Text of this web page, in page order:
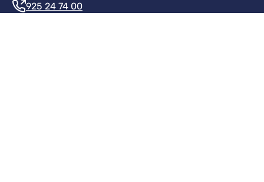
925 24 74 00